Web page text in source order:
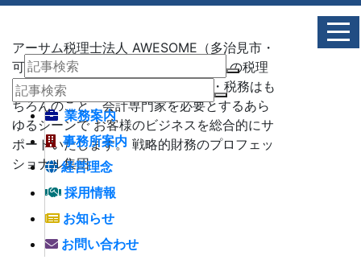
アーサム税理士法人 AWESOME（多治見市・
可児市・瑞浪市・土岐市） -地域No1 の税理
士法人 アーサム税理士法人 – 会計・税務はも
ちろんのこと、会計専門家を必要とするあら
ゆるシーンで お客様のビジネスを総合的にサ
ポートいたします。 戦略的財務のプロフェッ
ショナル集団
業務案内
事務所案内
経営理念
採用情報
お知らせ
お問い合わせ